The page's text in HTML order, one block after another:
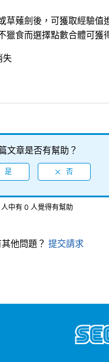
草薙劍後，可獲取經驗值
獵食而選擇點數合體可獲
失
文章是否有幫助？
中有 0 人覺得有幫助
他問題？ 提交請求